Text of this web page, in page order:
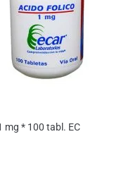
mg * 100 tabl. EC